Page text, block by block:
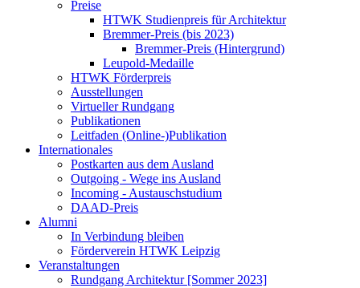
Preise
HTWK Studienpreis für Architektur
Bremmer-Preis (bis 2023)
Bremmer-Preis (Hintergrund)
Leupold-Medaille
HTWK Förderpreis
Ausstellungen
Virtueller Rundgang
Publikationen
Leitfaden (Online-)Publikation
Internationales
Postkarten aus dem Ausland
Outgoing - Wege ins Ausland
Incoming - Austauschstudium
DAAD-Preis
Alumni
In Verbindung bleiben
Förderverein HTWK Leipzig
Veranstaltungen
Rundgang Architektur [Sommer 2023]